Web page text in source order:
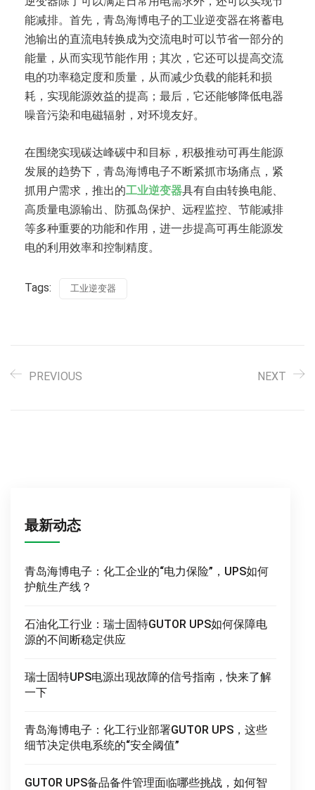
能减排。首先，青岛海博电子的工业逆变器在将蓄电
池输出的直流电转换成为交流电时可以节省一部分的
能量，从而实现节能作用；其次，它还可以提高交流
电的功率稳定度和质量，从而减少负载的能耗和损
耗，实现能源效益的提高；最后，它还能够降低电器
噪音污染和电磁辐射，对环境友好。
在围绕实现碳达峰碳中和目标，积极推动可再生能源
发展的趋势下，青岛海博电子不断紧抓市场痛点，紧
抓用户需求，推出的工业逆变器具有自由转换电能、
高质量电源输出、防孤岛保护、远程监控、节能减排
等多种重要的功能和作用，进一步提高可再生能源发
电的利用效率和控制精度。
Tags: 工业逆变器
PREVIOUS NEXT
最新动态
青岛海博电子：化工企业的“电力保险”，UPS如何
护航生产线？
石油化工行业：瑞士固特GUTOR UPS如何保障电
源的不间断稳定供应
瑞士固特UPS电源出现故障的信号指南，快来了解
一下
青岛海博电子：化工行业部署GUTOR UPS，这些
细节决定供电系统的“安全阈值”
GUTOR UPS备品备件管理面临哪些挑战，如何智